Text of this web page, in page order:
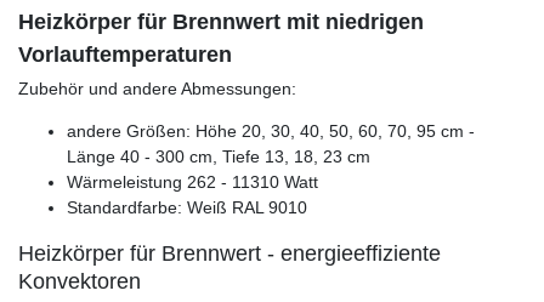
Heizkörper für Brennwert mit niedrigen
Vorlauftemperaturen
Zubehör und andere Abmessungen:
andere Größen: Höhe 20, 30, 40, 50, 60, 70, 95 cm -
Länge 40 - 300 cm, Tiefe 13, 18, 23 cm
Wärmeleistung 262 - 11310 Watt
Standardfarbe: Weiß RAL 9010
Heizkörper für Brennwert - energieeffiziente
Konvektoren